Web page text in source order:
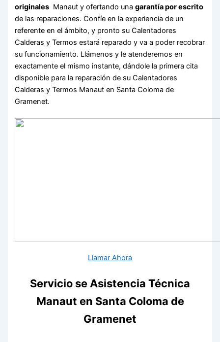
originales Manaut y ofertando unagarantía por escrito
de las reparaciones. Confíe en la experiencia de un
referente en el ámbito, y pronto su Calentadores
Calderas y Termos estará reparado y va a poder recobrar
su funcionamiento. Llámenos y le atenderemos en
exactamente el mismo instante, dándole la primera cita
disponible para la reparación de su Calentadores
Calderas y Termos Manaut en Santa Coloma de
Gramenet.
Llamar Ahora
Servicio se Asistencia Técnica
Manaut en Santa Coloma de
Gramenet